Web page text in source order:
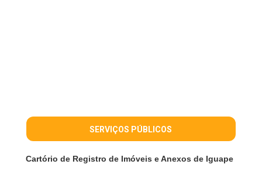
SERVIÇOS PÚBLICOS
Cartório de Registro de Imóveis e Anexos de Iguape